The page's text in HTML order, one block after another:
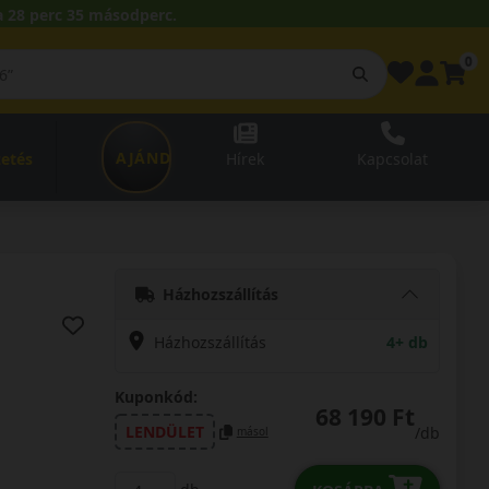
28 perc 33 másodperc.
AJÁNDÉKUTALVÁNY
Házhozszállítás
Házhozszállítás 4+ db
Kuponkód:
LENDÜLET
másol 68 190 Ft
/db